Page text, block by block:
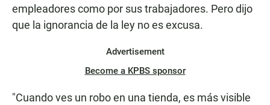
empleadores como por sus trabajadores. Pero dijo
que la ignorancia de la ley no es excusa.
Advertisement
Become a KPBS sponsor
"Cuando ves un robo en una tienda, es más visible